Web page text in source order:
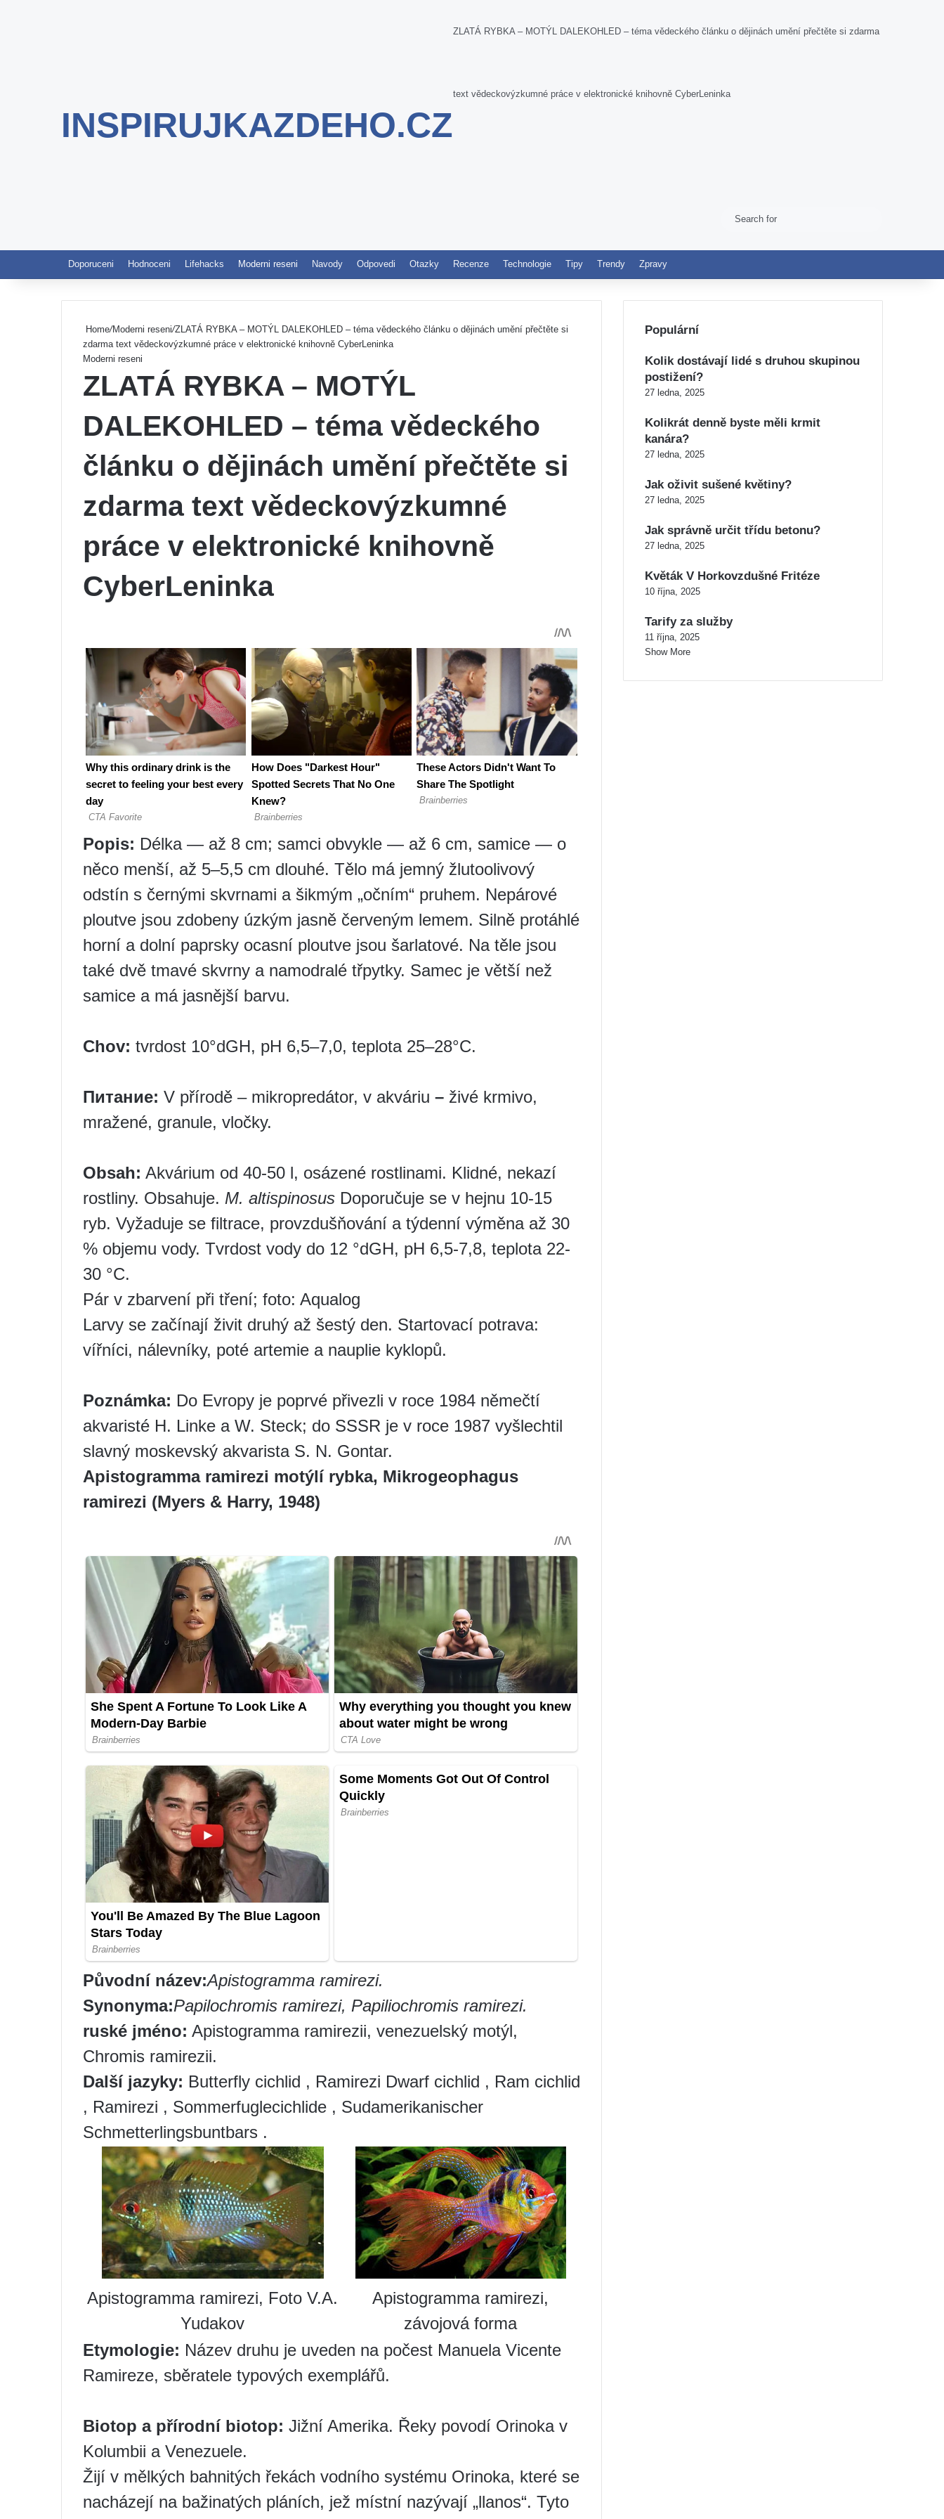
INSPIRUJKAZDEHO.CZ
ZLATÁ RYBKA – MOTÝL DALEKOHLED – téma vědeckého článku o dějinách umění přečtěte si zdarma
text vědeckovýzkumné práce v elektronické knihovně CyberLeninka
Switch skin
Doporuceni Hodnoceni Lifehacks Moderni reseni Navody Odpovedi Otazky Recenze Technologie Tipy Trendy Zpravy
Home/Moderni reseni/ZLATÁ RYBKA – MOTÝL DALEKOHLED – téma vědeckého článku o dějinách umění přečtěte si
zdarma text vědeckovýzkumné práce v elektronické knihovně CyberLeninka
Moderni reseni
ZLATÁ RYBKA – MOTÝL
DALEKOHLED – téma vědeckého
článku o dějinách umění přečtěte si
zdarma text vědeckovýzkumné
práce v elektronické knihovně
CyberLeninka
Popis: Délka — až 8 cm; samci obvykle — až 6 cm, samice — o
něco menší, až 5–5,5 cm dlouhé. Tělo má jemný žlutoolivový
odstín s černými skvrnami a šikmým „očním“ pruhem. Nepárové
ploutve jsou zdobeny úzkým jasně červeným lemem. Silně protáhlé
horní a dolní paprsky ocasní ploutve jsou šarlatové. Na těle jsou
také dvě tmavé skvrny a namodralé třpytky. Samec je větší než
samice a má jasnější barvu.
Chov: tvrdost 10°dGH, pH 6,5–7,0, teplota 25–28°C.
Питание: V přírodě – mikropredátor, v akváriu – živé krmivo,
mražené, granule, vločky.
Obsah: Akvárium od 40-50 l, osázené rostlinami. Klidné, nekazí
rostliny. Obsahuje. M. altispinosus Doporučuje se v hejnu 10-15
ryb. Vyžaduje se filtrace, provzdušňování a týdenní výměna až 30
% objemu vody. Tvrdost vody do 12 °dGH, pH 6,5-7,8, teplota 22-
30 °C.
Pár v zbarvení při tření; foto: Aqualog
Larvy se začínají živit druhý až šestý den. Startovací potrava:
vířníci, nálevníky, poté artemie a nauplie kyklopů.
Poznámka: Do Evropy je poprvé přivezli v roce 1984 němečtí
akvaristé H. Linke a W. Steck; do SSSR je v roce 1987 vyšlechtil
slavný moskevský akvarista S. N. Gontar.
Apistogramma ramirezi motýlí rybka, Mikrogeophagus
ramirezi (Myers & Harry, 1948)
Původní název:Apistogramma ramirezi.
Synonyma:Papilochromis ramirezi, Papiliochromis ramirezi.
ruské jméno: Apistogramma ramirezii, venezuelský motýl,
Chromis ramirezii.
Další jazyky: Butterfly cichlid , Ramirezi Dwarf cichlid , Ram cichlid
, Ramirezi , Sommerfuglecichlide , Sudamerikanischer
Schmetterlingsbuntbars .
Apistogramma ramirezi, Foto V.A.
Yudakov
Apistogramma ramirezi,
závojová forma
Etymologie: Název druhu je uveden na počest Manuela Vicente
Ramireze, sběratele typových exemplářů.
Biotop a přírodní biotop: Jižní Amerika. Řeky povodí Orinoka v
Kolumbii a Venezuele.
Žijí v mělkých bahnitých řekách vodního systému Orinoka, které se
nacházejí na bažinatých pláních, jež místní nazývají „llanos“. Tyto
Populární
Kolik dostávají lidé s druhou skupinou
postižení?
27 ledna, 2025
Kolikrát denně byste měli krmit
kanára?
27 ledna, 2025
Jak oživit sušené květiny?
27 ledna, 2025
Jak správně určit třídu betonu?
27 ledna, 2025
Květák V Horkovzdušné Fritéze
10 října, 2025
Tarify za služby
11 října, 2025
Show More